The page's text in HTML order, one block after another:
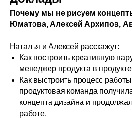
Почему мы не рисуем
Юматова, Алексей Архипов,
Наталья и Алексей расскажут:
Как построить креативную
менеджер продукта в
Как выстроить процесс
продуктовая команда
концепта дизайна и
работе.